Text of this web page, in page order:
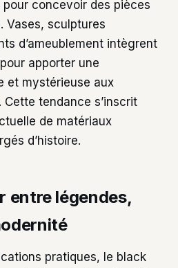
concevoir des pièces
Vases, sculptures
d’ameublement intègrent
apporter une
et mystérieuse aux
tendance s’inscrit
de matériaux
d’histoire.
entre légendes,
pratiques, le black